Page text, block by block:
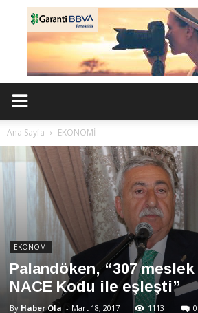
Ana Sayfa EKONOMİ
EKONOMİ
Palandöken, “307
NACE Kodu ile eşleşti”
By Haber Ola - Mart 18, 2017 1113 0